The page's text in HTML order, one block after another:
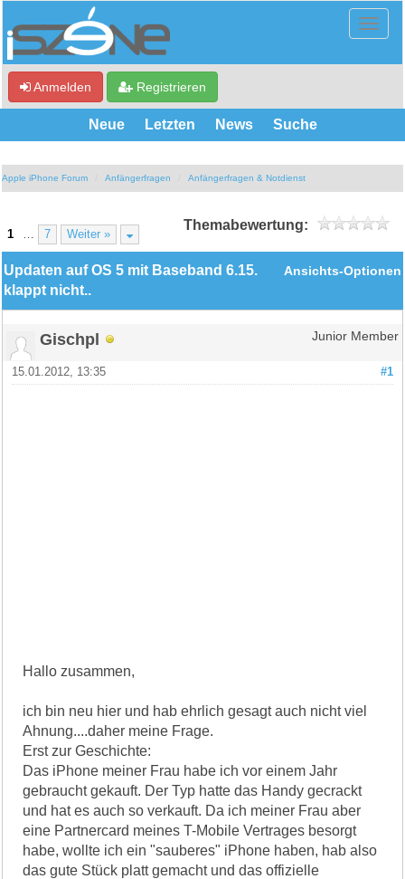
Anmelden Registrieren
Neue Letzten News Suche
Apple iPhone Forum Anfängerfragen Anfängerfragen & Notdienst
1 7 Weiter »
Themabewertung:
Ansichts-Optionen
Updaten auf OS 5 mit Baseband 6.15.
klappt nicht..
Gischpl Junior Member
#1
15.01.2012, 13:35
Hallo zusammen,
ich bin neu hier und hab ehrlich gesagt auch nicht viel
Ahnung....daher meine Frage.
Erst zur Geschichte:
Das iPhone meiner Frau habe ich vor einem Jahr
gebraucht gekauft. Der Typ hatte das Handy gecrackt
und hat es auch so verkauft. Da ich meiner Frau aber
eine Partnercard meines T-Mobile Vertrages besorgt
habe, wollte ich ein "sauberes" iPhone haben, hab also
das gute Stück platt gemacht und das offizielle